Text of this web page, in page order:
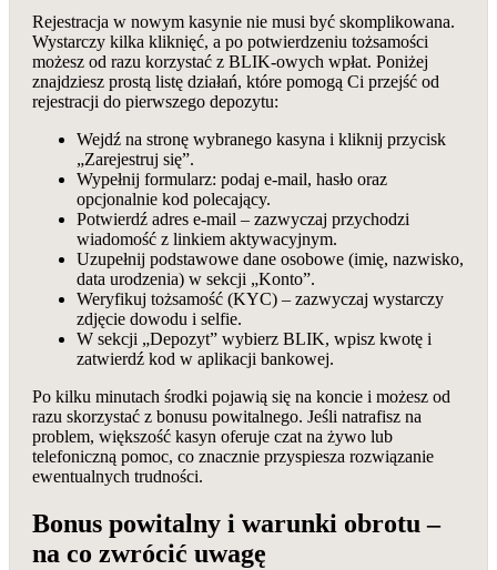
Rejestracja w nowym kasynie nie musi być skomplikowana.
Wystarczy kilka kliknięć, a po potwierdzeniu tożsamości
możesz od razu korzystać z BLIK‑owych wpłat. Poniżej
znajdziesz prostą listę działań, które pomogą Ci przejść od
rejestracji do pierwszego depozytu:
Wejdź na stronę wybranego kasyna i kliknij przycisk
„Zarejestruj się”.
Wypełnij formularz: podaj e‑mail, hasło oraz
opcjonalnie kod polecający.
Potwierdź adres e‑mail – zazwyczaj przychodzi
wiadomość z linkiem aktywacyjnym.
Uzupełnij podstawowe dane osobowe (imię, nazwisko,
data urodzenia) w sekcji „Konto”.
Weryfikuj tożsamość (KYC) – zazwyczaj wystarczy
zdjęcie dowodu i selfie.
W sekcji „Depozyt” wybierz BLIK, wpisz kwotę i
zatwierdź kod w aplikacji bankowej.
Po kilku minutach środki pojawią się na koncie i możesz od
razu skorzystać z bonusu powitalnego. Jeśli natrafisz na
problem, większość kasyn oferuje czat na żywo lub
telefoniczną pomoc, co znacznie przyspiesza rozwiązanie
ewentualnych trudności.
Bonus powitalny i warunki obrotu –
na co zwrócić uwagę